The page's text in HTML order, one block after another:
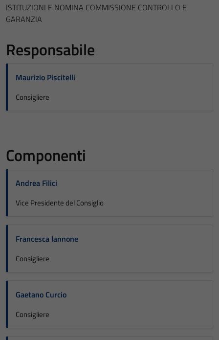
ISTITUZIONI E NOMINA COMMISSIONE CONTROLLO E
GARANZIA
Responsabile
Maurizio Piscitelli
Consigliere
Componenti
Andrea Filici
Vice Presidente del Consiglio
Francesca Iannone
Consigliere
Gaetano Curcio
Consigliere